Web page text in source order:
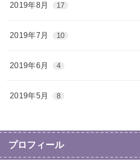
2019年8月 17
2019年7月 10
2019年6月 4
2019年5月 8
プロフィール